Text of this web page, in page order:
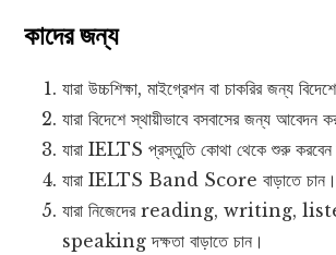
কাদের জন্য
যারা উচ্চশিক্ষা, মাইগ্রেশন বা চাকরির জন্য
যারা বিদেশে স্থায়ীভাবে বসবাসের জন্য আবেদন
যারা IELTS প্রস্তুতি কোথা থেকে শুরু করবেন
যারা IELTS Band Score বাড়াতে চান।
যারা নিজেদের reading, writing,
speaking দক্ষতা বাড়াতে চান।